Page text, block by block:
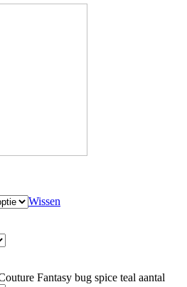
Wissen
Fantasy bug spice teal aantal